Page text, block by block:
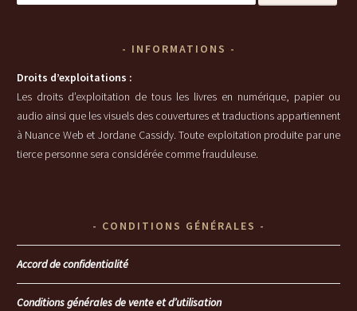
INFORMATIONS
Droits d’exploitations :
Les droits d’exploitation de tous les livres en numérique, papier ou
audio ainsi que les visuels des couvertures et traductions appartiennent
à Nuance Web et Jordane Cassidy. Toute exploitation produite par une
tierce personne sera considérée comme frauduleuse.
CONDITIONS GÉNÉRALES
Accord de confidentialité
Conditions générales de vente et d’utilisation